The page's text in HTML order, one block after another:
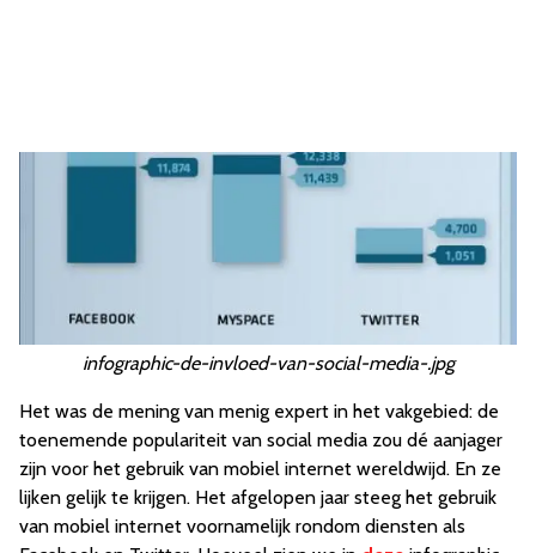
infographic-de-invloed-van-social-media-.jpg
Het was de mening van menig expert in het vakgebied: de
toenemende populariteit van social media zou dé aanjager
zijn voor het gebruik van mobiel internet wereldwijd. En ze
lijken gelijk te krijgen. Het afgelopen jaar steeg het gebruik
van mobiel internet voornamelijk rondom diensten als